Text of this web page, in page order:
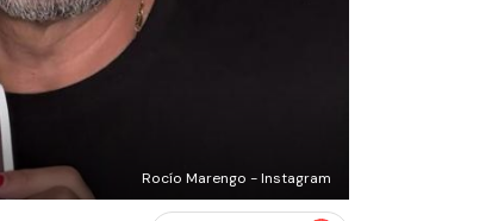
Rocío Marengo - Instagram